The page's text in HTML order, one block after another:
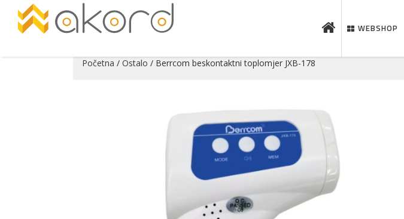
WEBSHOP
Početna / Ostalo / Berrcom beskontaktni toplomjer JXB-178